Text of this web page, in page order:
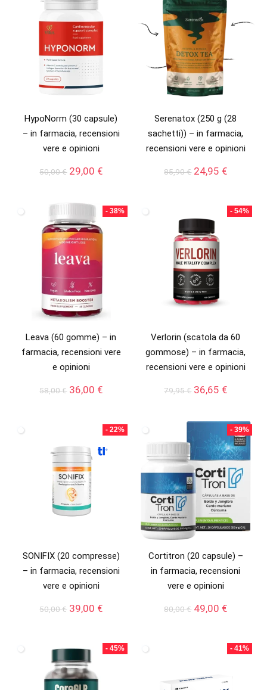
HypoNorm (30 capsule)
– in farmacia, recensioni
vere e opinioni
50,00€ Il
era:
50,00 €.
29,00 €Il
è:
29,00 €.
Serenatox (250 g (28
sachetti)) – in farmacia,
recensioni vere e opinioni
85,90€ Il
85,90 €.
24,95 €Il
è:
24,95 €.
- 38%
Leava (60 gomme) – in
farmacia, recensioni vere
e opinioni
58,00€ Il
58,00 €.
36,00 €Il
è:
36,00 €.
- 54%
Verlorin (scatola da 60
gommose) – in farmacia,
recensioni vere e opinioni
79,95€ Il
era:
79,95 €.
36,65 €Il
è:
36,65 €.
- 22%
SONIFIX (20 compresse)
– in farmacia, recensioni
vere e opinioni
50,00€ Il
50,00 €.
39,00 €Il
è:
39,00 €.
- 39%
Cortitron (20 capsule) –
in farmacia, recensioni
vere e opinioni
80,00€ Il
80,00 €.
49,00 €Il
è:
49,00 €.
- 45% - 41%